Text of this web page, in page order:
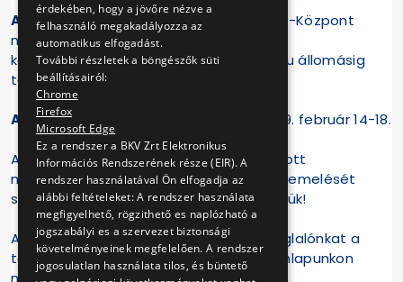
A hetedik füstpróba helyszíne:
Újpest-Központ
metróállomás. Az Árpád út - Virág utca
kereszteződésétől, az Újpest-Városkapu állomásig
tapasztalhatnak füstkiáramlást.
A hetedik füstpróba időtartama: 2019. február 14-18.
A hő- és füstelvezető rendszer a felújított
metrószakasz minél biztonságosabb üzemelését
szolgálja, megértésüket előre is köszönjük!
Az füstpróbákról készült képes összefoglalónkat a
tesztsorozat befejezését követően honlapunkon
megtekinthetik.
érdekében, hogy a jövőre nézve a
felhasználó megakadályozza az
automatikus elfogadást.
További részletek a böngészők süti
beállításairól:
Chrome
Firefox
Microsoft Edge
Ez a rendszer a BKV Zrt Elektronikus
Információs Rendszerének része (EIR). A
rendszer használatával Ön elfogadja az
alábbi feltételeket: A rendszer használata
megfigyelhető, rögzithető es naplózható a
jogszabályi es a szervezet biztonsági
követelményeinek megfelelően. A rendszer
jogosulatlan használata tilos, és büntető